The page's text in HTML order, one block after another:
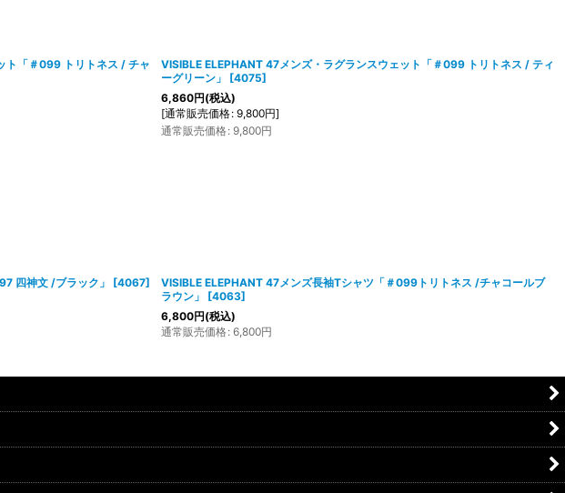
ト「＃099 トリトネス / チャ
VISIBLE ELEPHANT 47メンズ・ラグランスウェット「＃099 トリトネス / ティ
ーグリーン」
[4075]
6,860円(税込)
[通常販売価格: 9,800円]
通常販売価格: 9,800円
四神文 /ブラック」 [4067]
VISIBLE ELEPHANT 47メンズ長袖Tシャツ「＃099トリトネス /チャコールブ
ラウン」
[4063]
6,800円(税込)
通常販売価格: 6,800円